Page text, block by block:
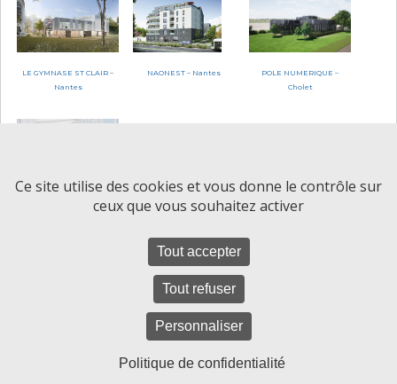
LE GYMNASE ST CLAIR –
Nantes
NAONEST – Nantes
POLE NUMERIQUE –
Cholet
BODET SOFTWARE 2 –
© Defontaine Construction
Plan du site
Ce site utilise des cookies et vous donne le contrôle sur
ceux que vous souhaitez activer
Tout accepter
Tout refuser
Personnaliser
Politique de confidentialité